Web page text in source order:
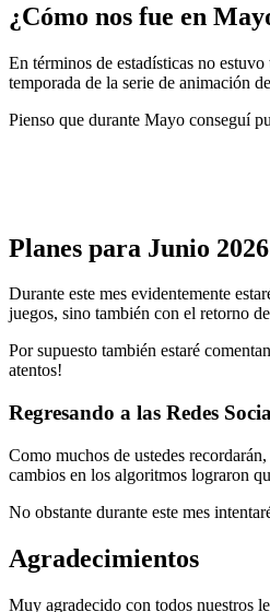
¿Cómo nos fue en
En términos de estadísticas no
temporada de la serie de animación
Pienso que durante Mayo conseguí
Planes para Junio 2026
Durante este mes evidentemente
juegos, sino también con el retorno
Por supuesto también estaré
atentos!
Regresando a las Redes
Como muchos de ustedes
cambios en los algoritmos lograron
No obstante durante este mes
Agradecimientos
Muy agradecido con todos nuestros